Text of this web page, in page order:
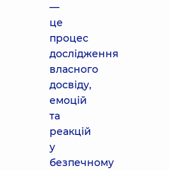
—
це
процес
дослідження
власного
досвіду,
емоцій
та
реакцій
у
безпечному